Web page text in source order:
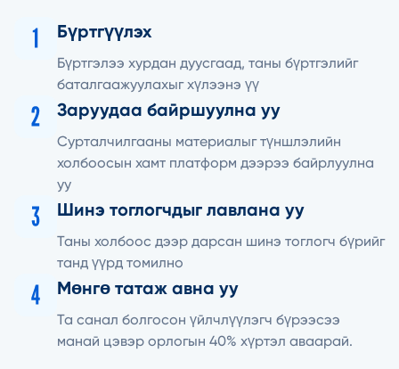
Бүртгүүлэх
Бүртгэлээ хурдан дуусгаад, таны бүртгэлийг
баталгаажуулахыг хүлээнэ үү
Заруудаа байршуулна уу
Сурталчилгааны материалыг түншлэлийн
холбоосын хамт платформ дээрээ байрлуулна
уу
Шинэ тоглогчдыг лавлана уу
Таны холбоос дээр дарсан шинэ тоглогч бүрийг
танд үүрд томилно
Мөнгө татаж авна уу
Та санал болгосон үйлчлүүлэгч бүрээсээ
манай цэвэр орлогын 40% хүртэл аваарай.